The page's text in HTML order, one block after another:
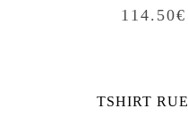
114.50€
TSHIRT